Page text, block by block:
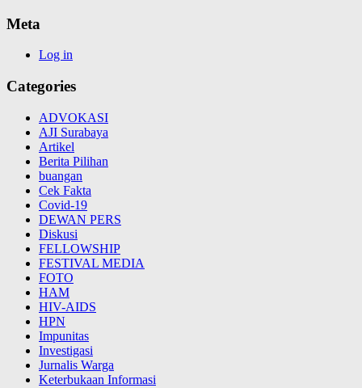
Meta
Log in
Categories
ADVOKASI
AJI Surabaya
Artikel
Berita Pilihan
buangan
Cek Fakta
Covid-19
DEWAN PERS
Diskusi
FELLOWSHIP
FESTIVAL MEDIA
FOTO
HAM
HIV-AIDS
HPN
Impunitas
Investigasi
Jurnalis Warga
Keterbukaan Informasi